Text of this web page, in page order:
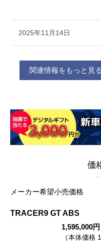
2025年11月14日
関連情報をもっと見る
価
メーカー希望小売価格
TRACER9 GT ABS
1,595,000円
（本体価格